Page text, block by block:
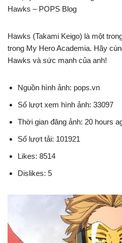
Hawks – POPS Blog
Hawks (Takami Keigo) là một
trong My Hero Academia. Hãy
Hawks và sức mạnh của anh!
Nguồn hình ảnh: pops.vn
Số lượt xem hình ảnh: 33097
Thời gian đăng ảnh: 20 hours
Số lượt tải: 101921
Likes: 8514
Dislikes: 5